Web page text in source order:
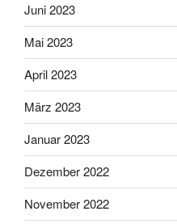
Juni 2023
Mai 2023
April 2023
März 2023
Januar 2023
Dezember 2022
November 2022